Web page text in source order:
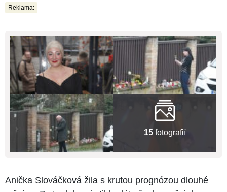
Reklama:
15 fotografií
Anička Slováčková žila s krutou prognózou dlouhé